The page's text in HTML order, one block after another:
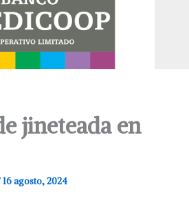
jineteada en
16 agosto, 2024